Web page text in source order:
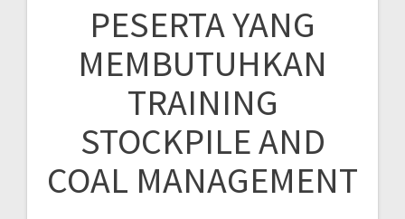
PESERTA YANG
MEMBUTUHKAN
TRAINING
STOCKPILE AND
COAL MANAGEMENT